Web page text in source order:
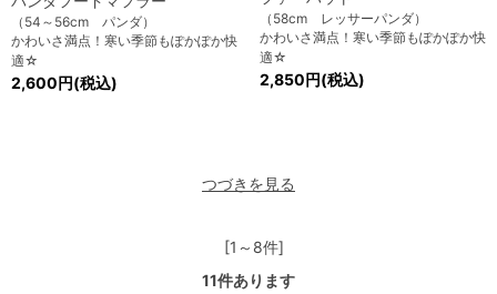
（54～56cm パンダ）
かわいさ満点！寒い季節もぽかぽか快
適☆
2,600円(税込)
（58cm レッサーパンダ）
かわいさ満点！寒い季節もぽかぽか快
適☆
2,850円(税込)
つづきを見る
[1～8件]
11件あります